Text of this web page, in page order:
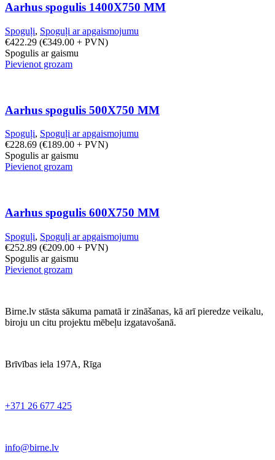
Aarhus spogulis 1400X750 MM
Spoguļi, Spoguļi ar apgaismojumu
€422.29 (€349.00 + PVN)
Spogulis ar gaismu
Pievienot grozam
Aarhus spogulis 500X750 MM
Spoguļi, Spoguļi ar apgaismojumu
€228.69 (€189.00 + PVN)
Spogulis ar gaismu
Pievienot grozam
Aarhus spogulis 600X750 MM
Spoguļi, Spoguļi ar apgaismojumu
€252.89 (€209.00 + PVN)
Spogulis ar gaismu
Pievienot grozam
Birne.lv stāsta sākuma pamatā ir zināšanas, kā arī pieredze veikalu,
biroju un citu projektu mēbeļu izgatavošanā.
Brīvības iela 197A, Rīga
+371 26 677 425
info@birne.lv